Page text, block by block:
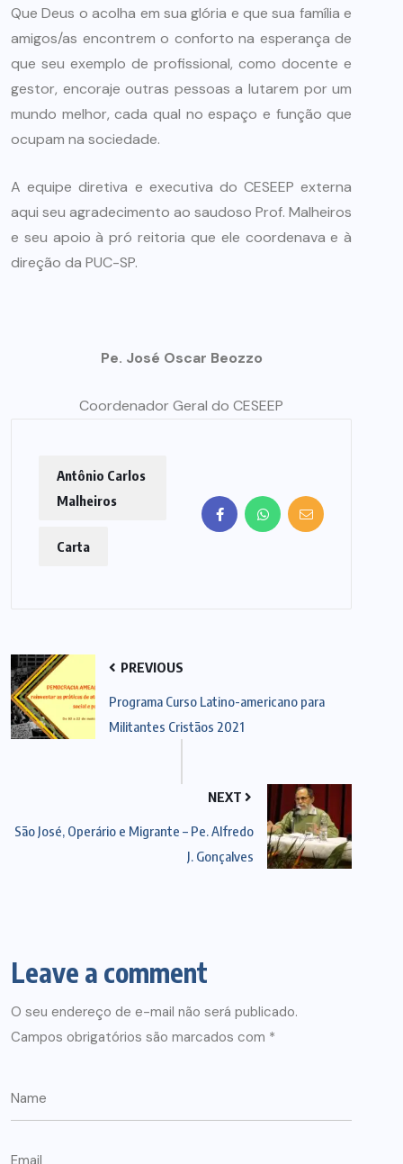
Que Deus o acolha em sua glória e que sua família e
amigos/as encontrem o conforto na esperança de
que seu exemplo de profissional, como docente e
gestor, encoraje outras pessoas a lutarem por um
mundo melhor, cada qual no espaço e função que
ocupam na sociedade.
A equipe diretiva e executiva do CESEEP externa
aqui seu agradecimento ao saudoso Prof. Malheiros
e seu apoio à pró reitoria que ele coordenava e à
direção da PUC-SP.
Pe. José Oscar Beozzo
Coordenador Geral do CESEEP
Antônio Carlos
Malheiros
Carta
PREVIOUS
Programa Curso Latino-americano para
Militantes Cristãos 2021
NEXT
São José, Operário e Migrante – Pe. Alfredo
J. Gonçalves
Leave a comment
O seu endereço de e-mail não será publicado.
Campos obrigatórios são marcados com *